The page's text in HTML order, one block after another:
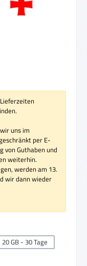
uns im
per E-
von Guthaben und
weiterhin.
werden am 13.
wir dann wieder
20 GB - 30 Tage